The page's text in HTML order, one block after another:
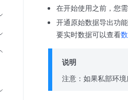
在开始使用之前，您
开通原始数据导出功
要实时数据可以查看
说明
注意：如果私部环